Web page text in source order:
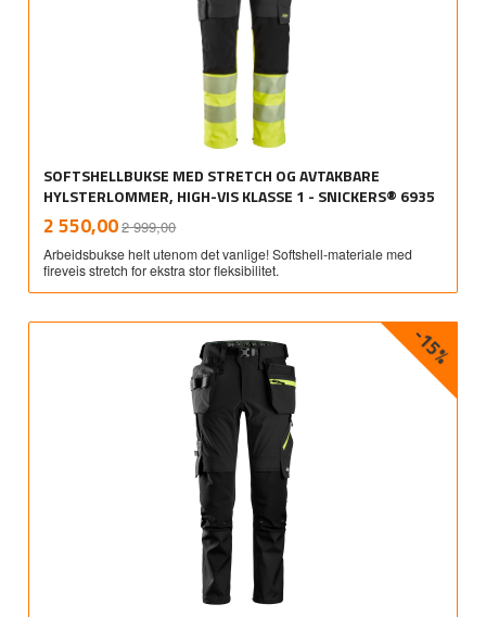
SOFTSHELLBUKSE MED STRETCH OG AVTAKBARE
HYLSTERLOMMER, HIGH-VIS KLASSE 1 - SNICKERS® 6935
Tilbud
2 550,002 999,00mva.
Arbeidsbukse helt utenom det vanlige! Softshell-materiale med
fireveis stretch for ekstra stor fleksibilitet.
-15%